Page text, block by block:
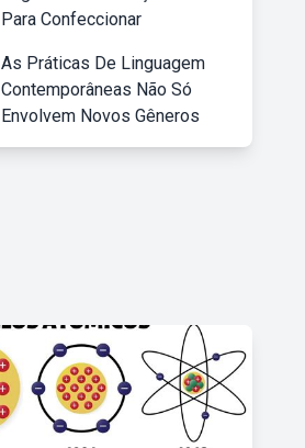
Para Confeccionar
As Práticas De Linguagem
Contemporâneas Não Só
Envolvem Novos Gêneros